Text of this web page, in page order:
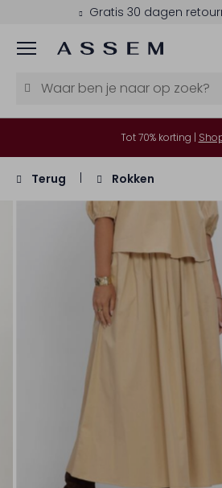
Gratis 30 dagen
Menu
Tot 70% korting |
Terug Rokken